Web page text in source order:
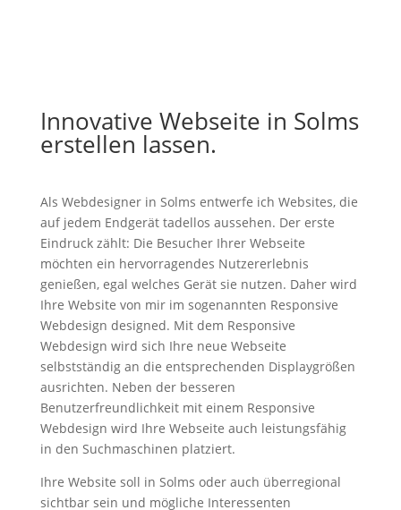
Innovative Webseite in Solms
erstellen lassen.
Als Webdesigner in Solms entwerfe ich Websites, die
auf jedem Endgerät tadellos aussehen. Der erste
Eindruck zählt: Die Besucher Ihrer Webseite
möchten ein hervorragendes Nutzererlebnis
genießen, egal welches Gerät sie nutzen. Daher wird
Ihre Website von mir im sogenannten Responsive
Webdesign designed. Mit dem Responsive
Webdesign wird sich Ihre neue Webseite
selbstständig an die entsprechenden Displaygrößen
ausrichten. Neben der besseren
Benutzerfreundlichkeit mit einem Responsive
Webdesign wird Ihre Webseite auch leistungsfähig
in den Suchmaschinen platziert.
Ihre Website soll in Solms oder auch überregional
sichtbar sein und mögliche Interessenten